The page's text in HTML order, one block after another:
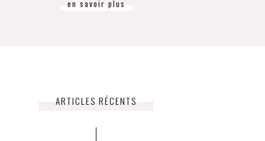
en savoir plus
ARTICLES RÉCENTS